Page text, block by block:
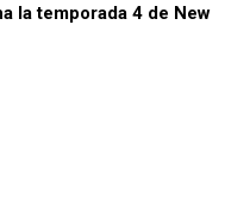
la temporada 4 de New